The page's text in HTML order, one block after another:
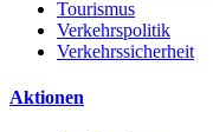
Tourismus
Verkehrspolitik
Verkehrssicherheit
Aktionen